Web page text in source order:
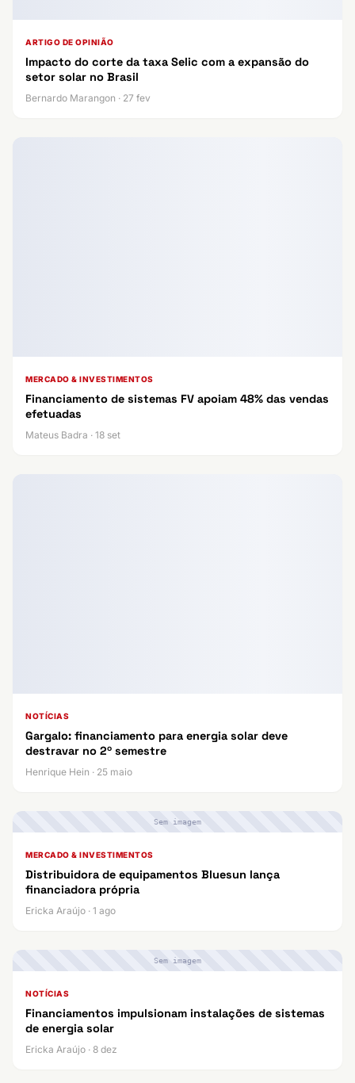
ARTIGO DE OPINIÃO
Impacto do corte da taxa Selic com a expansão do
setor solar no Brasil
Bernardo Marangon · 27 fev
MERCADO & INVESTIMENTOS
Financiamento de sistemas FV apoiam 48% das vendas
efetuadas
Mateus Badra · 18 set
NOTÍCIAS
Gargalo: financiamento para energia solar deve
destravar no 2º semestre
Henrique Hein · 25 maio
Sem imagem
MERCADO & INVESTIMENTOS
Distribuidora de equipamentos Bluesun lança
financiadora própria
Ericka Araújo · 1 ago
Sem imagem
NOTÍCIAS
Financiamentos impulsionam instalações de sistemas
de energia solar
Ericka Araújo · 8 dez